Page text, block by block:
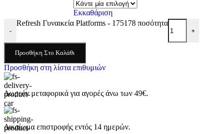
Εκκαθάριση
-
Refresh Γυναικεία Platforms - 175178 ποσότητα
+
Προσθήκη Στο Καλάθι
Προσθήκη στη λίστα επιθυμιών
Δωρεάν μεταφορικά για αγορές άνω των 49€.
Δικαίωμα επιστροφής εντός 14 ημερών.